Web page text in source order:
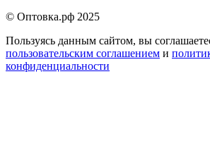
© Оптовка.рф 2025
Пользуясь данным сайтом, вы
пользовательским соглашением и
конфиденциальности